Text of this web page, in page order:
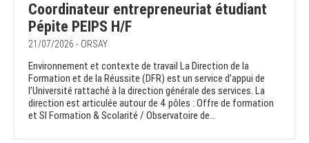
Coordinateur entrepreneuriat étudiant
Pépite PEIPS H/F
21/07/2026 - ORSAY
Environnement et contexte de travail La Direction de la
Formation et de la Réussite (DFR) est un service d’appui de
l’Université rattaché à la direction générale des services. La
direction est articulée autour de 4 pôles : Offre de formation
et SI Formation & Scolarité / Observatoire de...